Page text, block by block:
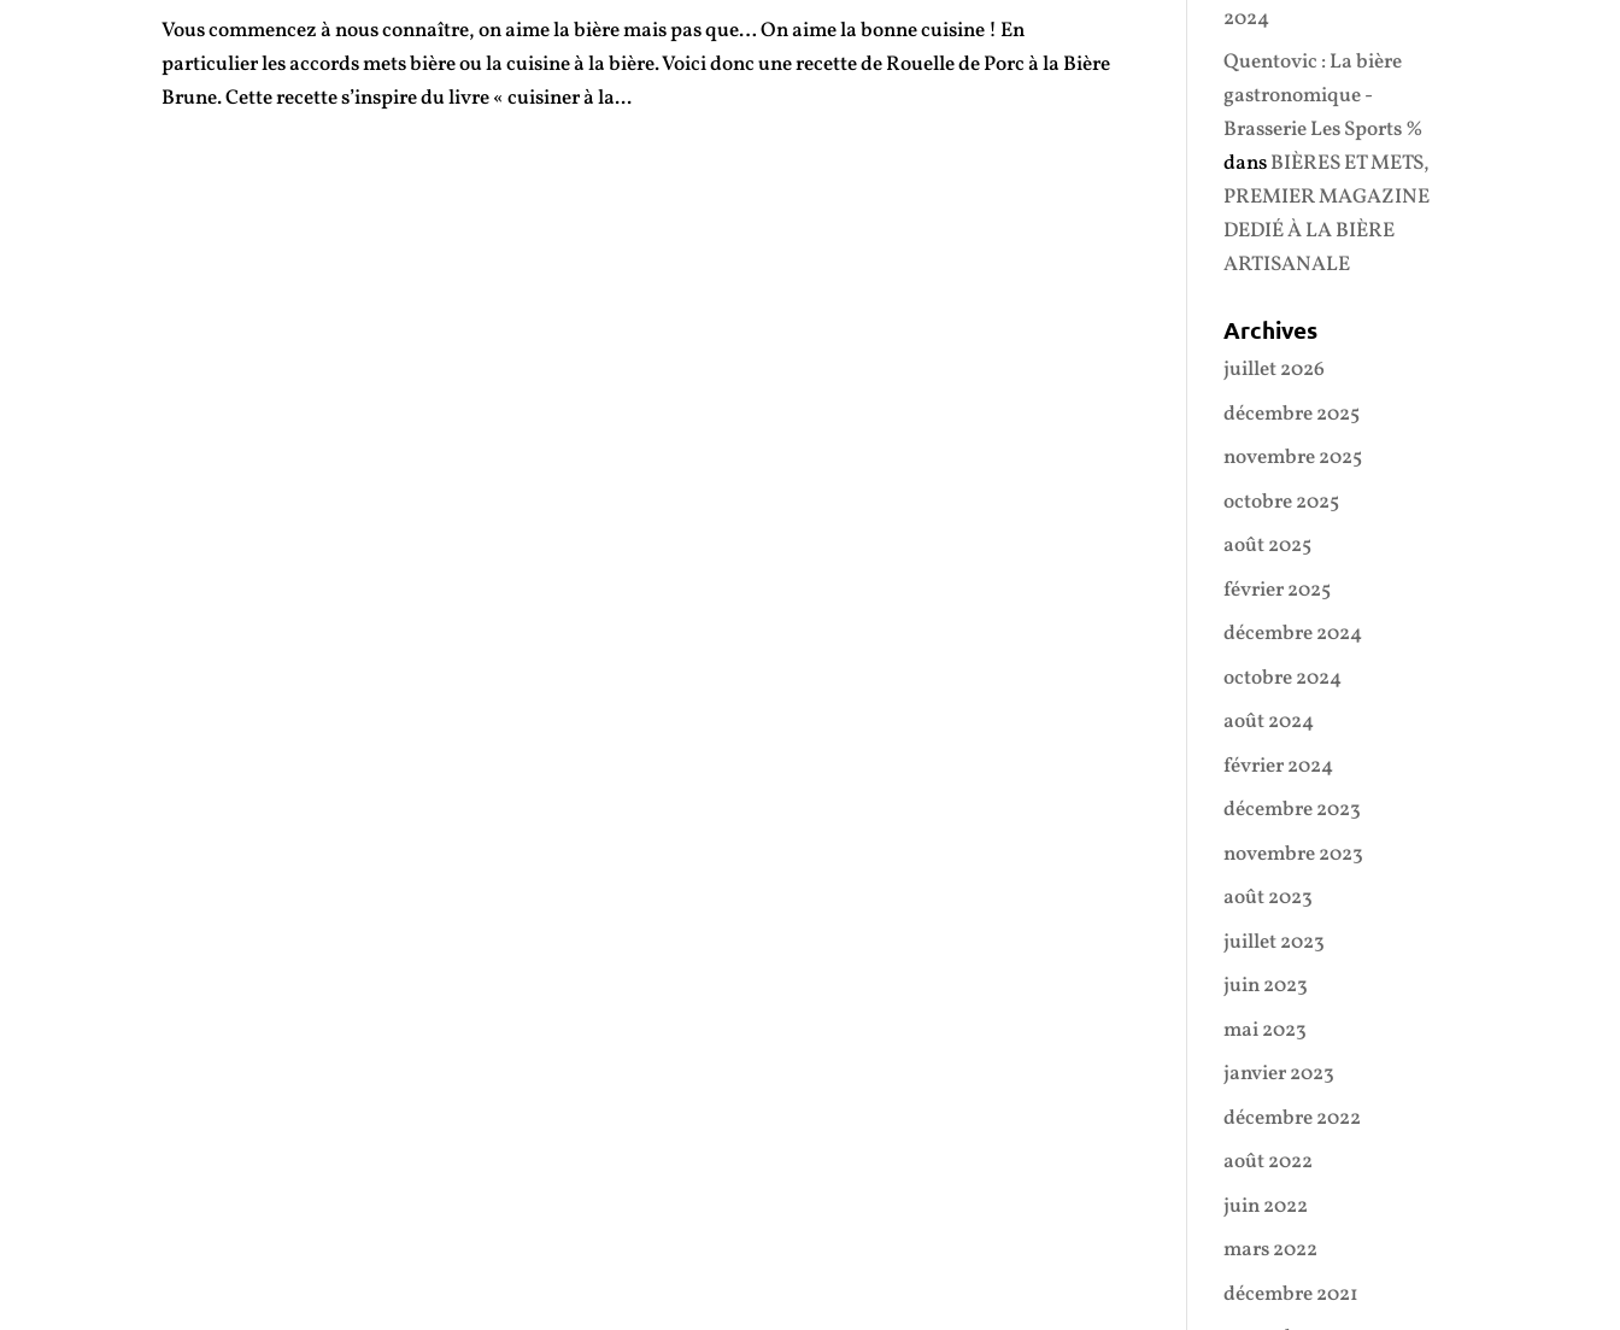
Vous commencez à nous connaître, on aime la bière mais pas que… On aime la bonne cuisine ! En
particulier les accords mets bière ou la cuisine à la bière. Voici donc une recette de Rouelle de Porc à la Bière
Brune. Cette recette s’inspire du livre « cuisiner à la...
2024
Quentovic : La bière
gastronomique -
Brasserie Les Sports %
dansBIÈRES ET METS,
PREMIER MAGAZINE
DEDIÉ À LA BIÈRE
ARTISANALE
Archives
juillet 2026
décembre 2025
novembre 2025
octobre 2025
août 2025
février 2025
décembre 2024
octobre 2024
août 2024
février 2024
décembre 2023
novembre 2023
août 2023
juillet 2023
juin 2023
mai 2023
janvier 2023
décembre 2022
août 2022
juin 2022
mars 2022
décembre 2021